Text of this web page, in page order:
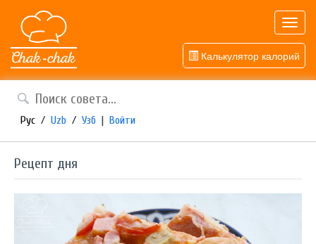
Калькулятор калорий
Рус / Uzb / Узб | Войти
Рецепт дня